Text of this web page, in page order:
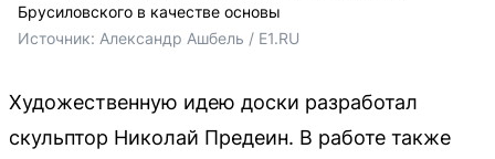
Брусиловского в качестве основы
Источник: Александр Ашбель / E1.RU
Художественную идею доски разработал
скульптор Николай Предеин. В работе также